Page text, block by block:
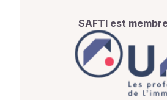
SAFTI est